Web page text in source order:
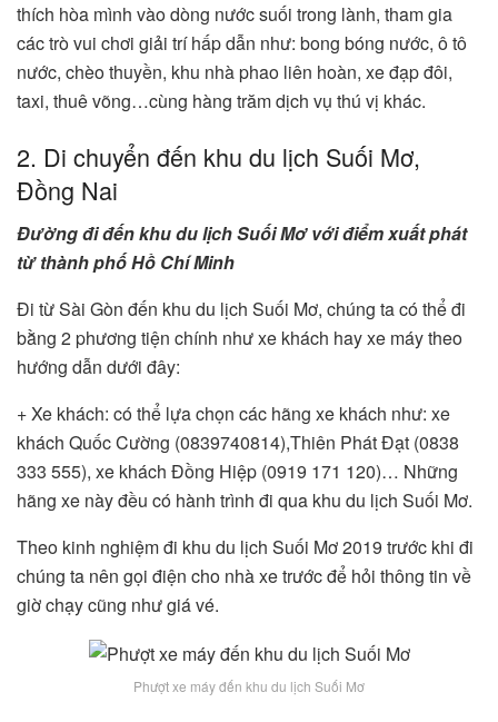
thích hòa mình vào dòng nước suối trong lành, tham gia
các trò vui chơi giải trí hấp dẫn như: bong bóng nước, ô tô
nước, chèo thuyền, khu nhà phao liên hoàn, xe đạp đôi,
taxi, thuê võng…cùng hàng trăm dịch vụ thú vị khác.
2. Di chuyển đến khu du lịch Suối Mơ,
Đồng Nai
Đường đi đến khu du lịch Suối Mơ với điểm xuất phát
từ thành phố Hồ Chí Minh
Đi từ Sài Gòn đến khu du lịch Suối Mơ, chúng ta có thể đi
bằng 2 phương tiện chính như xe khách hay xe máy theo
hướng dẫn dưới đây:
+ Xe khách: có thể lựa chọn các hãng xe khách như: xe
khách Quốc Cường (0839740814),Thiên Phát Đạt (0838
333 555), xe khách Đồng Hiệp (0919 171 120)… Những
hãng xe này đều có hành trình đi qua khu du lịch Suối Mơ.
Theo kinh nghiệm đi khu du lịch Suối Mơ 2019 trước khi đi
chúng ta nên gọi điện cho nhà xe trước để hỏi thông tin về
giờ chạy cũng như giá vé.
Phượt xe máy đến khu du lịch Suối Mơ